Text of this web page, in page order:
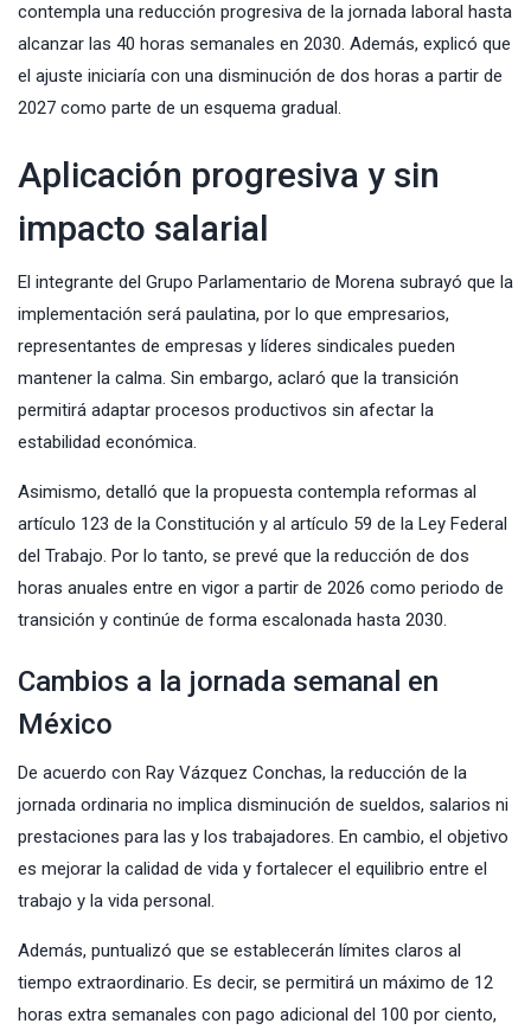
contempla una reducción progresiva de la jornada laboral hasta
alcanzar las 40 horas semanales en 2030. Además, explicó que
el ajuste iniciaría con una disminución de dos horas a partir de
2027 como parte de un esquema gradual.
Aplicación progresiva y sin
impacto salarial
El integrante del Grupo Parlamentario de Morena subrayó que la
implementación será paulatina, por lo que empresarios,
representantes de empresas y líderes sindicales pueden
mantener la calma. Sin embargo, aclaró que la transición
permitirá adaptar procesos productivos sin afectar la
estabilidad económica.
Asimismo, detalló que la propuesta contempla reformas al
artículo 123 de la Constitución y al artículo 59 de la Ley Federal
del Trabajo. Por lo tanto, se prevé que la reducción de dos
horas anuales entre en vigor a partir de 2026 como periodo de
transición y continúe de forma escalonada hasta 2030.
Cambios a la jornada semanal en
México
De acuerdo con Ray Vázquez Conchas, la reducción de la
jornada ordinaria no implica disminución de sueldos, salarios ni
prestaciones para las y los trabajadores. En cambio, el objetivo
es mejorar la calidad de vida y fortalecer el equilibrio entre el
trabajo y la vida personal.
Además, puntualizó que se establecerán límites claros al
tiempo extraordinario. Es decir, se permitirá un máximo de 12
horas extra semanales con pago adicional del 100 por ciento,